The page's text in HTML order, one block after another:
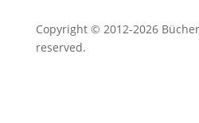
Copyright © 2012-2026
reserved.